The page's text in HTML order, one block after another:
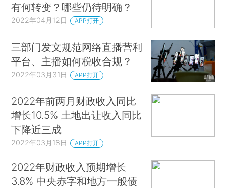
有何转变？哪些仍待明确？
2022年04月12日 APP打开
三部门发文规范网络直播营利
平台、主播如何税收合规？
2022年03月31日 APP打开
2022年前两月财政收入同比
增长10.5% 土地出让收入同比
下降近三成
2022年03月18日 APP打开
2022年财政收入预期增长
3.8% 中央赤字和地方一般债